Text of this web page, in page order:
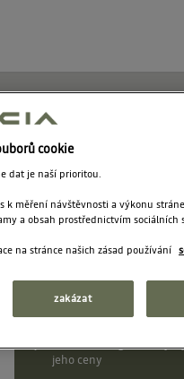
Sněhové
Vidíte katalogové ceny.
jeho ceny
cookie
dat je naší prioritou.
k měření návštěvnosti a výkonu
a obsah prostřednictvím sociálních
na stránce našich zásad používání
zakázat